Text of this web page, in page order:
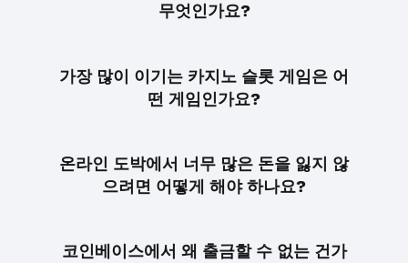
무엇인가요?
가장 많이 이기는 카지노 슬롯 게임은 어
떤 게임인가요?
온라인 도박에서 너무 많은 돈을 잃지 않
으려면 어떻게 해야 하나요?
코인베이스에서 왜 출금할 수 없는 건가